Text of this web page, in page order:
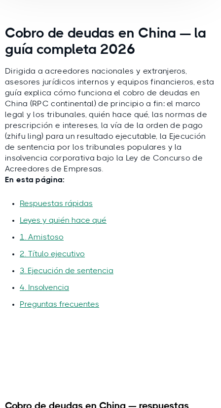
Cobro de deudas en China — la
guía completa 2026
Dirigida a acreedores nacionales y extranjeros,
asesores jurídicos internos y equipos financieros, esta
guía explica cómo funciona el cobro de deudas en
China (RPC continental) de principio a fin: el marco
legal y los tribunales, quién hace qué, las normas de
prescripción e intereses, la vía de la orden de pago
(zhifu ling) para un resultado ejecutable, la Ejecución
de sentencia por los tribunales populares y la
insolvencia corporativa bajo la Ley de Concurso de
Acreedores de Empresas.
En esta página:
Respuestas rápidas
Leyes y quién hace qué
1. Amistoso
2. Título ejecutivo
3. Ejecución de sentencia
4. Insolvencia
Preguntas frecuentes
Cobro de deudas en China — respuestas